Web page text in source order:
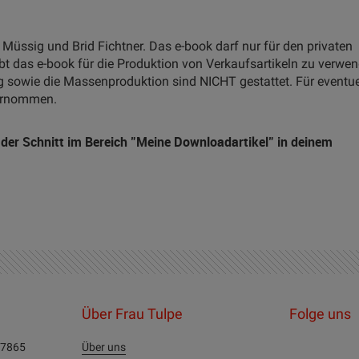
und Brid Fichtner. Das e-book darf nur für den privaten
das e-book für die Produktion von Verkaufsartikeln zu
die Massenproduktion sind NICHT gestattet. Für
Schnitt im Bereich "Meine Downloadartikel" in deinem
Über Frau Tulpe
Über uns
Folge uns